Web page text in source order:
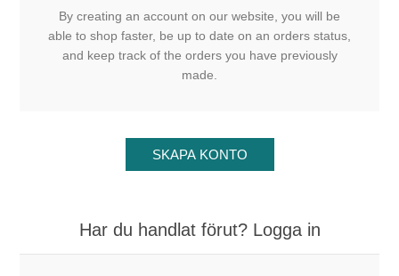
By creating an account on our website, you will be
able to shop faster, be up to date on an orders status,
and keep track of the orders you have previously
made.
Har du handlat förut? Logga in